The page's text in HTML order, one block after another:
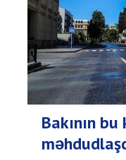
Bakının